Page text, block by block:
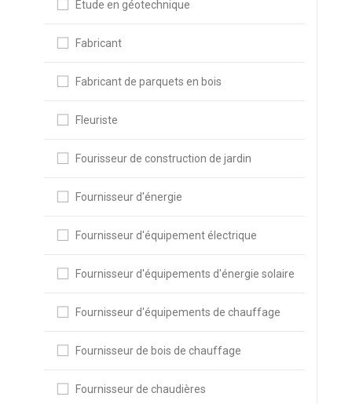
Etude en géotechnique
Fabricant
Fabricant de parquets en bois
Fleuriste
Fourisseur de construction de jardin
Fournisseur d'énergie
Fournisseur d'équipement électrique
Fournisseur d'équipements d'énergie solaire
Fournisseur d'équipements de chauffage
Fournisseur de bois de chauffage
Fournisseur de chaudières